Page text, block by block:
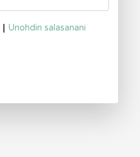
| Unohdin salasanani